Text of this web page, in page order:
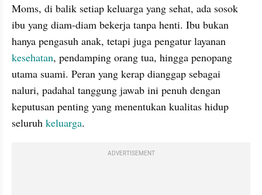
Moms, di balik setiap keluarga yang sehat, ada sosok
ibu yang diam-diam bekerja tanpa henti. Ibu bukan
kesehatan, pendamping orang tua, hingga penopang
utama suami. Peran yang kerap dianggap sebagai
naluri, padahal tanggung jawab ini penuh dengan
keputusan penting yang menentukan kualitas hidup
seluruh keluarga.
ADVERTISEMENT